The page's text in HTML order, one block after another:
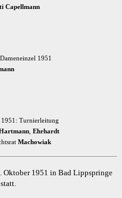
Capellmann
1951
1951: Turnierleitung
Ehrhardt
Machowiak
Oktober 1951 in Bad Lippspringe